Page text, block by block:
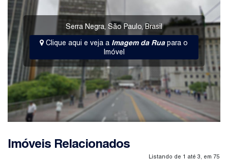
Serra Negra, São Paulo,Brasil
Clique aqui e veja a Imagem da Ruapara o
Imóvel
Imóveis Relacionados
Listando de 1 até 3, em 75